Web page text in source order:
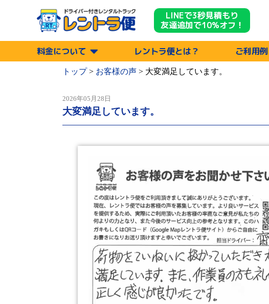
LINEで3秒見積もり
友達追加で10%オフ！
料金について レントラ便とは？ ご利用例
トップ> お客様の声 > 大変満足しています。
2026年05月28日
大変満足しています。